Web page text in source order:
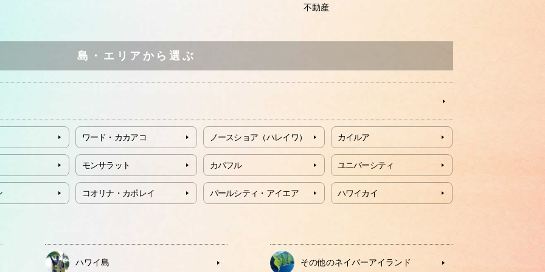
不動産
島・エリアから選ぶ
ワード・カカアコ ノースショア（ハレイワ） カイルア
モンサラット カパフル ユニバーシティ
コオリナ・カポレイ パールシティ・アイエア ハワイカイ
ハワイ島 その他のネイバーアイランド